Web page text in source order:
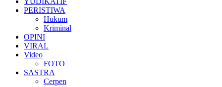
PERISTIWA
Hukum
Kriminal
OPINI
VIRAL
Video
FOTO
SASTRA
Cerpen